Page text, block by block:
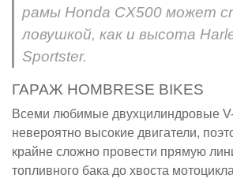
рамы Honda CX500 может
ловушкой, как и высота
Sportster.
ГАРАЖ HOMBRESE BIKES
Всеми любимые двухцилиндровые
невероятно высокие двигатели,
крайне сложно провести прямую
топливного бака до хвоста